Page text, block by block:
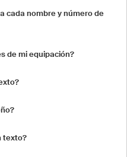
cada nombre y número de
de mi equipación?
texto?